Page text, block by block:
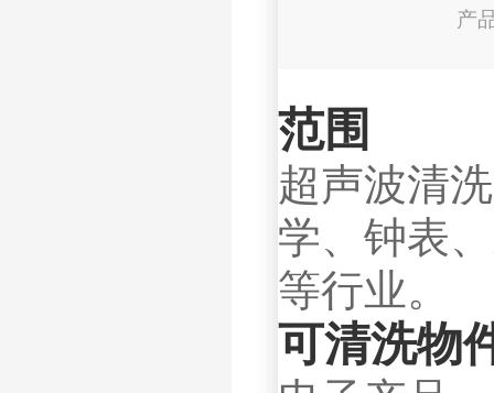
产
范围
超声波清
学、钟表
等行业。
可清洗物